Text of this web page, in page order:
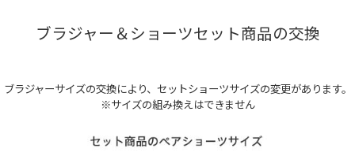
ブラジャー＆ショーツセット商品の交換
ブラジャーサイズの交換により、セットショーツサイズの変更があります。
※サイズの組み換えはできません